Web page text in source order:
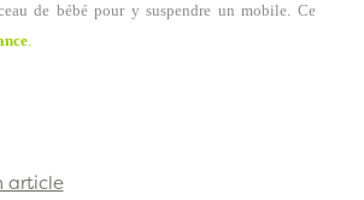
de bébé pour y suspendre un mobile. Ce
.
article